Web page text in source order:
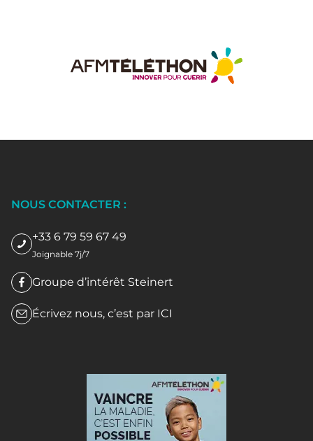
NOUS CONTACTER :
+33 6 79 59 67 49
Joignable 7j/7
Groupe d’intérêt Steinert
Écrivez nous, c’est par ICI